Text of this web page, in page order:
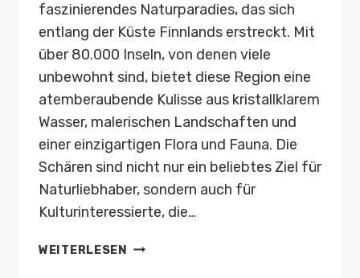
faszinierendes Naturparadies, das sich
entlang der Küste Finnlands erstreckt. Mit
über 80.000 Inseln, von denen viele
unbewohnt sind, bietet diese Region eine
atemberaubende Kulisse aus kristallklarem
Wasser, malerischen Landschaften und
einer einzigartigen Flora und Fauna. Die
Schären sind nicht nur ein beliebtes Ziel für
Naturliebhaber, sondern auch für
Kulturinteressierte, die…
WEITERLESEN
FÄHRROUTEN